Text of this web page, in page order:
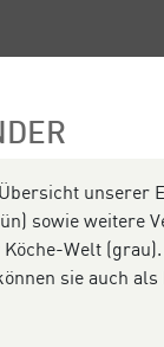
unserer
sowie weitere
Welt
sie auch als